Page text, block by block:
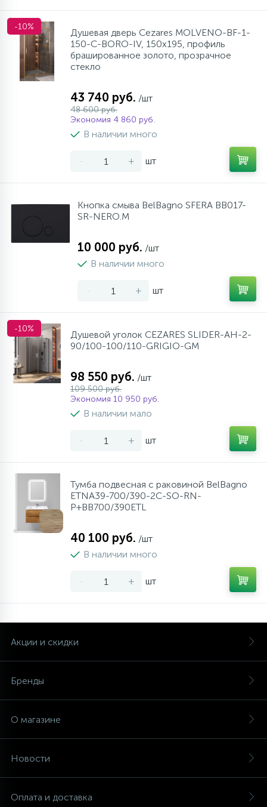
-10%
Душевая дверь Cezares MOLVENO-BF-1-
150-C-BORO-IV, 150х195, профиль
брашированное золото, прозрачное
стекло
43 740 руб. /шт
48 600 руб.
Экономия 4 860 руб.
В наличии много
- + шт
Кнопка смыва BelBagno SFERA BB017-
SR-NERO.M
10 000 руб. /шт
В наличии много
- + шт
-10%
Душевой уголок CEZARES SLIDER-AH-2-
90/100-100/110-GRIGIO-GM
98 550 руб. /шт
109 500 руб.
Экономия 10 950 руб.
В наличии мало
- + шт
Тумба подвесная с раковиной BelBagno
ETNA39-700/390-2C-SO-RN-
P+BB700/390ETL
40 100 руб. /шт
В наличии много
- + шт
Акции и скидки
Бренды
О магазине
Новости
Оплата и доставка